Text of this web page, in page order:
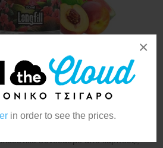
in order to see the prices.
×
Oasis
20ml/120ml
συνδυασμό από καρπούζι,